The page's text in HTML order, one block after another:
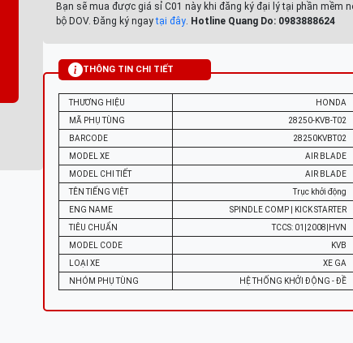
Bạn sẽ mua được giá sỉ C01 này khi đăng ký đại lý tại phần mềm
bộ DOV. Đăng ký ngaytại đây. Hotline Quang Do: 0983888624
THÔNG TIN CHI TIẾT
THƯƠNG HIỆU
HONDA
MÃ PHỤ TÙNG
28250-KVB-T02
BARCODE
28250KVBT02
MODEL XE
AIR BLADE
MODEL CHI TIẾT
AIR BLADE
TÊN TIẾNG VIỆT
Trục khởi động
ENG NAME
SPINDLE COMP | KICK STARTER
TIÊU CHUẨN
TCCS: 01|2008|HVN
MODEL CODE
KVB
LOẠI XE
XE GA
NHÓM PHỤ TÙNG
HỆ THỐNG KHỞI ĐỘNG - ĐỀ